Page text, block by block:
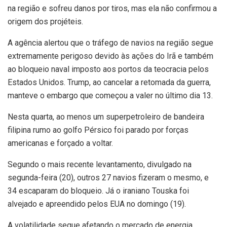
na região e sofreu danos por tiros, mas ela não confirmou a
origem dos projéteis.
A agência alertou que o tráfego de navios na região segue
extremamente perigoso devido às ações do Irã e também
ao bloqueio naval imposto aos portos da teocracia pelos
Estados Unidos. Trump, ao cancelar a retomada da guerra,
manteve o embargo que começou a valer no último dia 13.
Nesta quarta, ao menos um superpetroleiro de bandeira
filipina rumo ao golfo Pérsico foi parado por forças
americanas e forçado a voltar.
Segundo o mais recente levantamento, divulgado na
segunda-feira (20), outros 27 navios fizeram o mesmo, e
34 escaparam do bloqueio. Já o iraniano Touska foi
alvejado e apreendido pelos EUA no domingo (19).
A volatilidade segue afetando o mercado de energia,